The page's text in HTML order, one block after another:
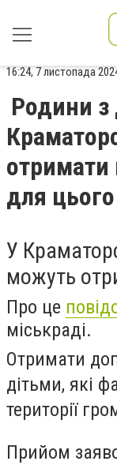
16:24, 7 листопада
Родини з
отримати
для
У
можуть
Про це
міськраді.
Отримати
дітьми, які
території
Прийом